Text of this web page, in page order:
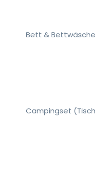
Bett & Bettwäsche
Campingset (Tisch